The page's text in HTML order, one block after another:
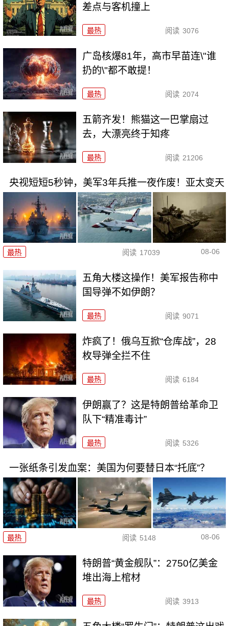
差点与客机撞上
最热 阅读 3076
广岛核爆81年，高市早苗连\"谁
扔的\"都不敢提！
最热 阅读 2074
五箭齐发！熊猫这一巴掌扇过
去，大漂亮终于知疼
最热 阅读 21206
央视短短5秒钟，美军3年兵推一夜作废！亚太变天
最热 阅读 17039 08-06
五角大楼这操作！美军报告称中
国导弹不如伊朗？
最热 阅读 9071
炸疯了！俄乌互掀“仓库战”，28
枚导弹全拦不住
最热 阅读 6184
伊朗赢了？这是特朗普给革命卫
队下“精准毒计”
最热 阅读 5326
一张纸条引发血案：美国为何要替日本“托底”？
最热 阅读 5148 08-06
特朗普“黄金舰队”：2750亿美金
堆出海上棺材
最热 阅读 3913